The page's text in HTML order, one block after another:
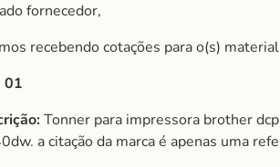
fornecedor,
recebendo cotações para o(s)
01
Tonner para impressora brother
a citação da marca é apenas uma